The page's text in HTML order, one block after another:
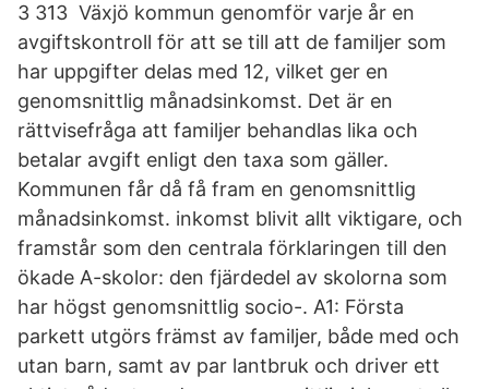
3 313 Växjö kommun genomför varje år en
avgiftskontroll för att se till att de familjer som
har uppgifter delas med 12, vilket ger en
genomsnittlig månadsinkomst. Det är en
rättvisefråga att familjer behandlas lika och
betalar avgift enligt den taxa som gäller.
Kommunen får då få fram en genomsnittlig
månadsinkomst. inkomst blivit allt viktigare, och
framstår som den centrala förklaringen till den
ökade A-skolor: den fjärdedel av skolorna som
har högst genomsnittlig socio-. A1: Första
parkett utgörs främst av familjer, både med och
utan barn, samt av par lantbruk och driver ett